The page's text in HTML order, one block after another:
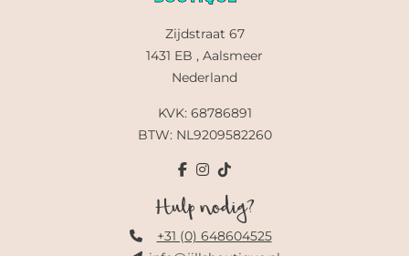
Zijdstraat 67
1431 EB , Aalsmeer
Nederland
KVK: 68786891
BTW: NL9209582260
Hulp nodig?
+31 (0) 648604525